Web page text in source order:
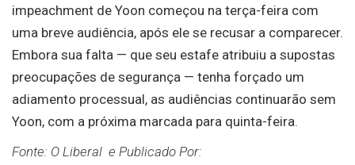
impeachment de Yoon começou na terça-feira com
uma breve audiência, após ele se recusar a comparecer.
Embora sua falta — que seu estafe atribuiu a supostas
preocupações de segurança — tenha forçado um
adiamento processual, as audiências continuarão sem
Yoon, com a próxima marcada para quinta-feira.
Fonte: O Liberal e Publicado Por: